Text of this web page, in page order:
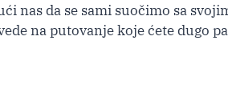
nas da se sami suočimo sa
na putovanje koje ćete dugo